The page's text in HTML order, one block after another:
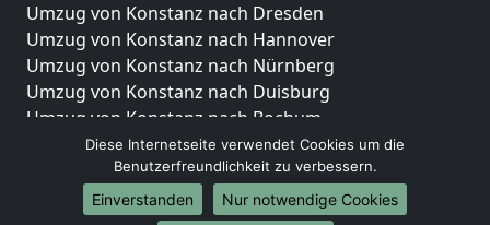
Umzug von Konstanz nach Dresden
Umzug von Konstanz nach Hannover
Umzug von Konstanz nach Nürnberg
Umzug von Konstanz nach Duisburg
Umzug von Konstanz nach Bochum
Umzug von Konstanz nach Wuppertal
Umzug von Konstanz nach Bielefeld
Umzug von Konstanz nach Bonn
Diese Internetseite verwendet Cookies um die
Benutzerfreundlichkeit zu verbessern.
Einverstanden
Nur notwendige Cookies